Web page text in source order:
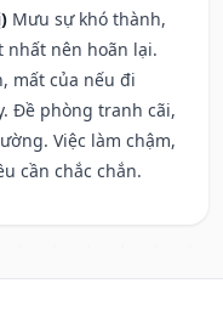
Mưu sự khó thành,
nhất nên hoãn lại.
mất của nếu đi
Đề phòng tranh cãi,
Việc làm chậm,
cần chắc chắn.